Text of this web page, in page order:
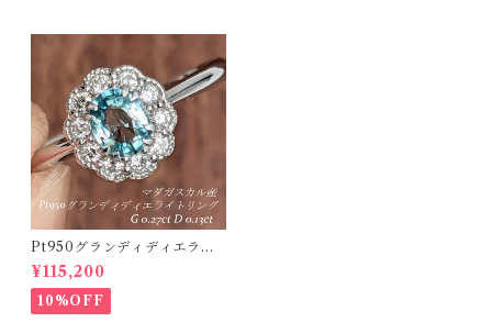
Pt950グランディディエライ
トリング マダガスカル産 グラ
ンディディエライト 0.27ct ダ
イヤモンド 0.13ct【PRO2071
18】
¥115,200
10%OFF